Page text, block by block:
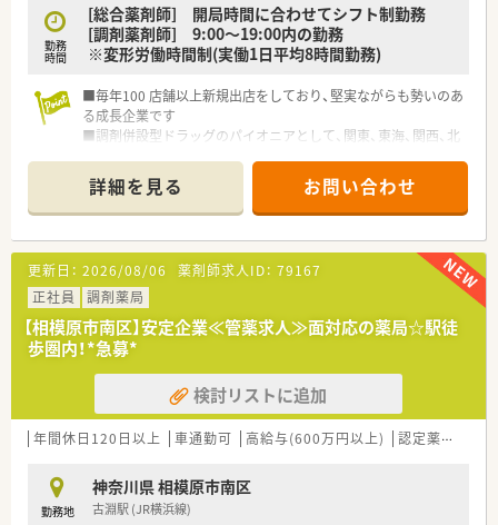
勤務
時間
[総合薬剤師] 開局時間に合わせてシフト制勤務
[調剤薬剤師] 9:00～19:00内の勤務
※変形労働時間制(実働1日平均8時間勤務)
■毎年100 店舗以上新規出店をしており、堅実ながらも勢いのあ
る成長企業です
■調剤併設型ドラッグのパイオニアとして、関東、東海、関西、北
■研修制度は様々なプランがあり、集合研修だけでなく任意で受
講可能な研修も幅広く用意されています
■店舗で活躍する従業員、社外で活躍する従業員、将来経営幹部
となる従業員など、薬剤師として様々な活躍ができるフィールド
を用意されています
■総合薬剤師・調剤薬剤師（土日休み・19時までの勤務）どちらか
の働き方を選択できます
■調剤併設型だけでなく「医療モール・クリニック併設店舗」「敷
地内薬局」「訪問調剤特化型店舗」など様々な店舗を運営してい
ます
■在宅医療にも積極的取り組んでおり「訪問調剤特化型店舗」を
50店舗以上、無菌調剤室は業界最多の51店舗設置しています
■「プラチナくるみん認定企業」「健康経営優良法人2023（大規模
法人部門）認定」等を取得し一人ひとりが働きやすい環境が整備
■充実した研修制度、人事制度、評価制度、キャリア支援制度等
があるのも特徴です
詳細を見る お問い合わせ
更新日： 2026/08/06 薬剤師求人ID： 79167
正社員
調剤薬局
【相模原市南区】安定企業≪管薬求人≫面対応の薬局☆駅徒
歩圏内！*急募*
検討リストに追加
年間休日120日以上 車通勤可 高給与(600万円以上) 認定薬剤師取得支援あり
勤務地
神奈川県 相模原市南区
古淵駅 (JR横浜線)